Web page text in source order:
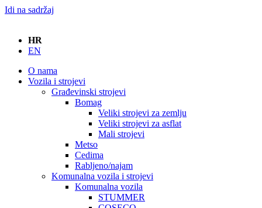
Idi na sadržaj
HR
EN
O nama
Vozila i strojevi
Građevinski strojevi
Bomag
Veliki strojevi za zemlju
Veliki strojevi za asflat
Mali strojevi
Metso
Cedima
Rabljeno/najam
Komunalna vozila i strojevi
Komunalna vozila
STUMMER